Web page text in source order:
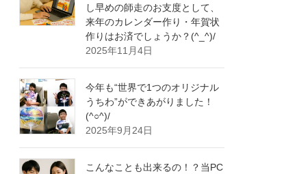
し早めの師走のお支度として、
来年のカレンダー作り・年賀状
作りはお済でしょうか？(^_^)/
2025年11月4日
今年も“世界で1つのオリジナル
うちわ”ができあがりました！
(^○^)/
2025年9月24日
こんなことも出来るの！？当PC